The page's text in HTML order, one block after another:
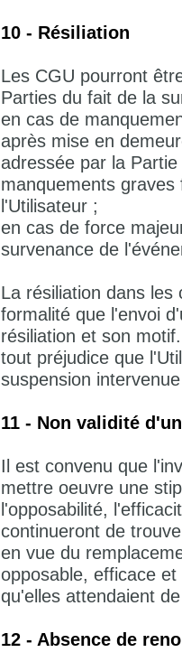
10 - Résiliation
Les CGU pourront
Parties du fait de la
en cas de
après mise en
adressée par la
manquements
l'Utilisateur ;
en cas de force
survenance de
La résiliation dans
formalité que l'envoi
résiliation et son
tout préjudice que
suspension
11 - Non validité
Il est convenu que
mettre oeuvre une
l'opposabilité,
continueront de
en vue du
opposable, efficace
qu'elles attendaient
12 - Absence de